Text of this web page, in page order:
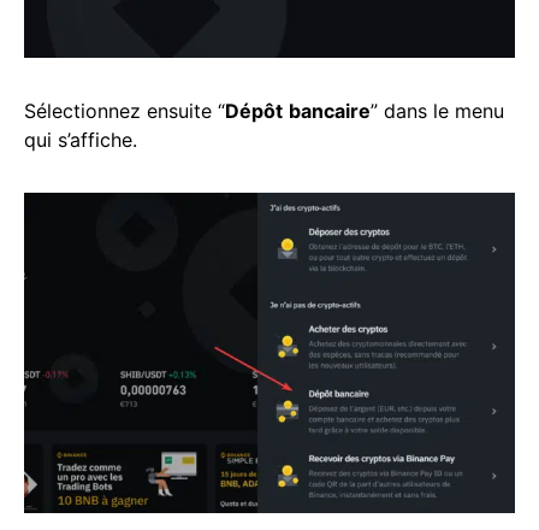
Sélectionnez ensuite “Dépôt bancaire” dans le menu
qui s’affiche.